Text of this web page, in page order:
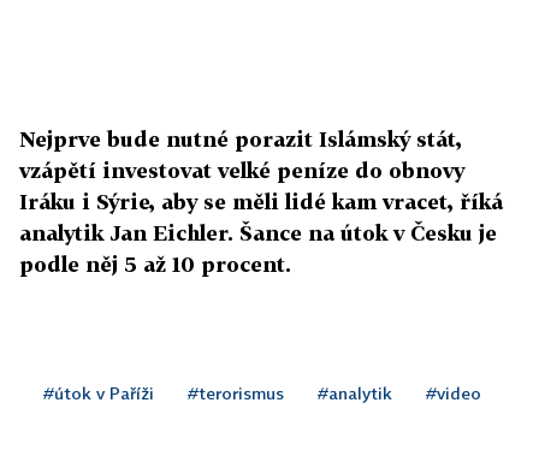
Nejprve bude nutné porazit Islámský stát,
vzápětí investovat velké peníze do obnovy
Iráku i Sýrie, aby se měli lidé kam vracet, říká
analytik Jan Eichler. Šance na útok v Česku je
podle něj 5 až 10 procent.
#útok v Paříži #terorismus #analytik #video